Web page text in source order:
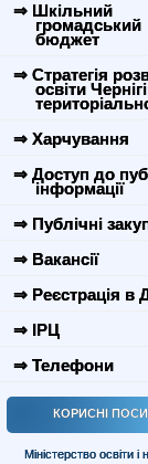
⇒ Шкільний
громадський
бюджет
⇒ Стратегія
освіти
⇒ Харчування
⇒ Доступ до
інформації
⇒ Публічні
⇒ Вакансії
⇒ Реєстрація в
⇒ ІРЦ
⇒ Телефони
КОРИСНІ
Міністерство освіти і